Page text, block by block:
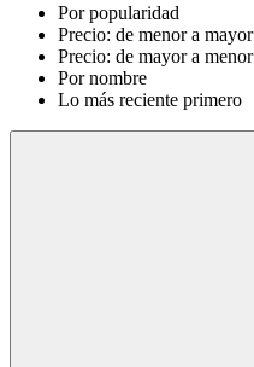
Por popularidad
Precio: de menor a mayor
Precio: de mayor a menor
Por nombre
Lo más reciente primero